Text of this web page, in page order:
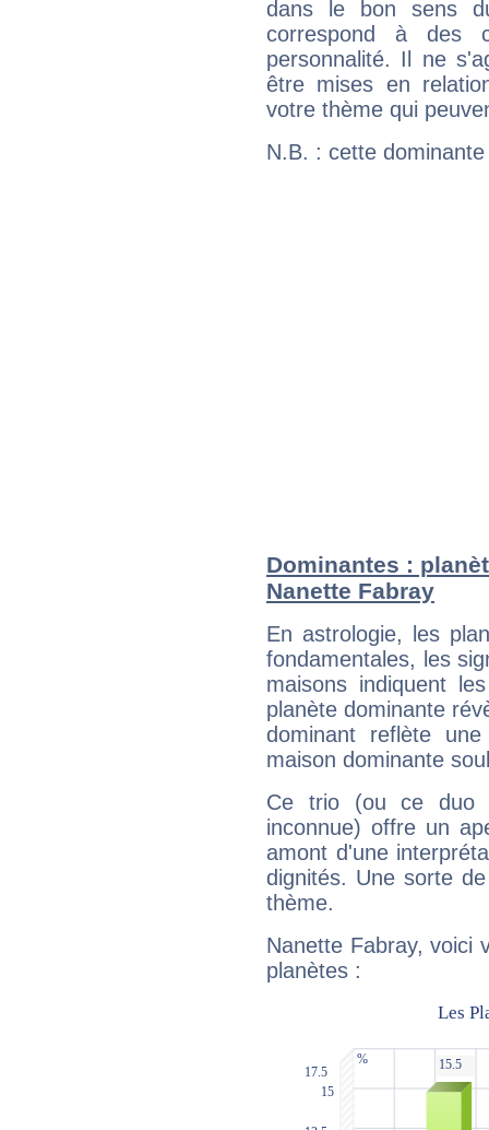
dans le bon sens
correspond à des
personnalité. Il ne
être mises en
votre thème qui
N.B. : cette
Dominantes :
Nanette Fabray
En astrologie, les
fondamentales, les
maisons indiquent
planète dominante
dominant reflète
maison dominante
Ce trio (ou ce duo
inconnue) offre un
amont d'une
dignités. Une sorte
thème.
Nanette Fabray, voici
planètes :